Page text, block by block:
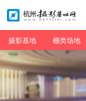
摄影基地 棚类场地